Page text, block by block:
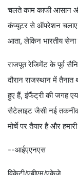
चलते काम काफी आसान
कंप्यूटर से ऑपरेशन चलाए
आता, लेकिन भारतीय सेना
राजपूत रेजिमेंट के पूर्व
दौरान राजस्थान में
हुए हैं, इंफैंट्री की जगह
सैटेलाइट जैसी नई
मोर्चे पर तैयार है और
--आईएएनएस